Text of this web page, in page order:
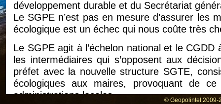
développement durable et du Secrétariat
Le SGPE n’est pas en mesure d’assurer les
écologique est un échec qui nous coûte très
Le SGPE agit à l’échelon national et le
les intermédiaires qui s’opposent aux
préfet avec la nouvelle structure SGTE,
écologiques aux maires, provoquant de
administrations locales.
© Geopolintel 2009-